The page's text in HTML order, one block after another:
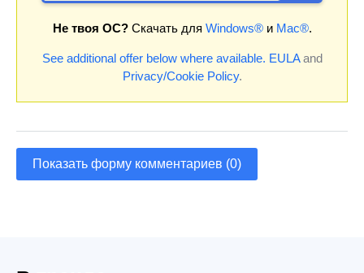
Не твоя ОС?Скачать для Windows®и Mac®.
See additional offer below where available. EULAand
Privacy/Cookie Policy.
Показать форму комментариев (0)